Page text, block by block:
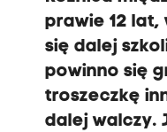
prawie 12 lat,
się dalej
powinno się
troszeczkę
dalej walczy.